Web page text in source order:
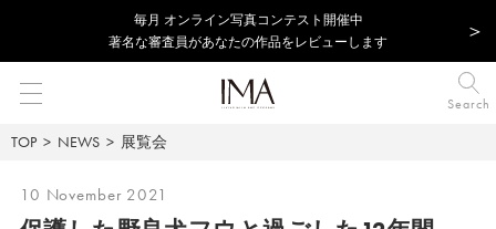
毎⽉ オンライン写真コンテスト開催中
著名な審査員があなたの作品をレビューします
Search
TOP NEWS 展覧会
10 November 2021